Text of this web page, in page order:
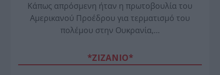
Κάπως απρόσμενη ήταν η πρωτοβουλία του
Αμερικανού Προέδρου για τερματισμό του
πολέμου στην Ουκρανία,…
*ZΙΖΑΝΙΟ*